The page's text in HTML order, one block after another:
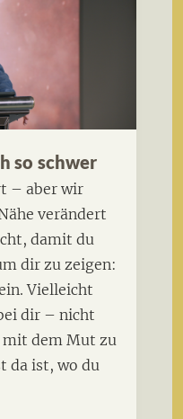
so schwer
– aber wir
verändert
damit du
dir zu zeigen:
Vielleicht
dir – nicht
mit dem Mut zu
da ist, wo du